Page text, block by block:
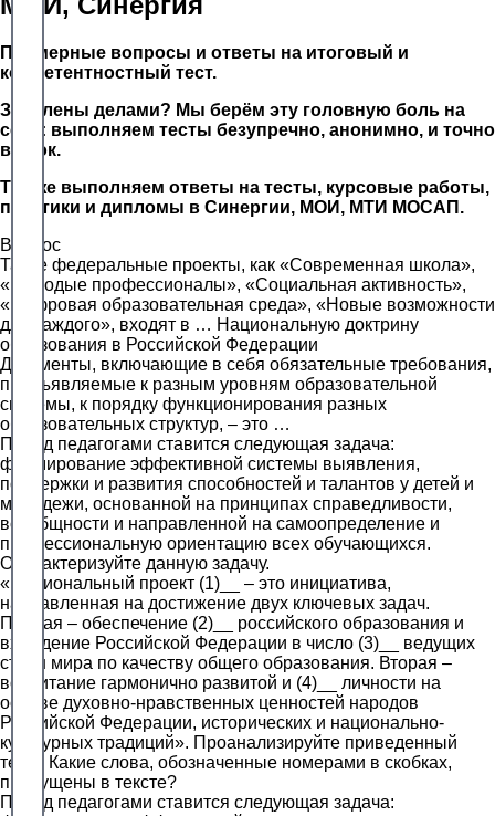
Примерные вопросы и ответы на итоговый и
компетентностный тест.
Завалены делами? Мы берём эту головную боль на
себя: выполняем тесты безупречно, анонимно, и точно
в срок.
Так же выполняем ответы на тесты, курсовые работы,
практики и дипломы в Синергии, МОИ, МТИ МОСАП.
Вопрос
Такие федеральные проекты, как «Современная школа»,
«Молодые профессионалы», «Социальная активность»,
«Цифровая образовательная среда», «Новые возможности
для каждого», входят в … Национальную доктрину
образования в Российской Федерации
Документы, включающие в себя обязательные требования,
предъявляемые к разным уровням образовательной
системы, к порядку функционирования разных
образовательных структур, – это …
Перед педагогами ставится следующая задача:
формирование эффективной системы выявления,
поддержки и развития способностей и талантов у детей и
молодежи, основанной на принципах справедливости,
всеобщности и направленной на самоопределение и
профессиональную ориентацию всех обучающихся.
Охарактеризуйте данную задачу.
«Национальный проект (1)__ – это инициатива,
направленная на достижение двух ключевых задач.
Первая – обеспечение (2)__ российского образования и
вхождение Российской Федерации в число (3)__ ведущих
стран мира по качеству общего образования. Вторая –
воспитание гармонично развитой и (4)__ личности на
основе духовно-нравственных ценностей народов
Российской Федерации, исторических и национально-
культурных традиций». Проанализируйте приведенный
текст. Какие слова, обозначенные номерами в скобках,
пропущены в тексте?
Перед педагогами ставится следующая задача: